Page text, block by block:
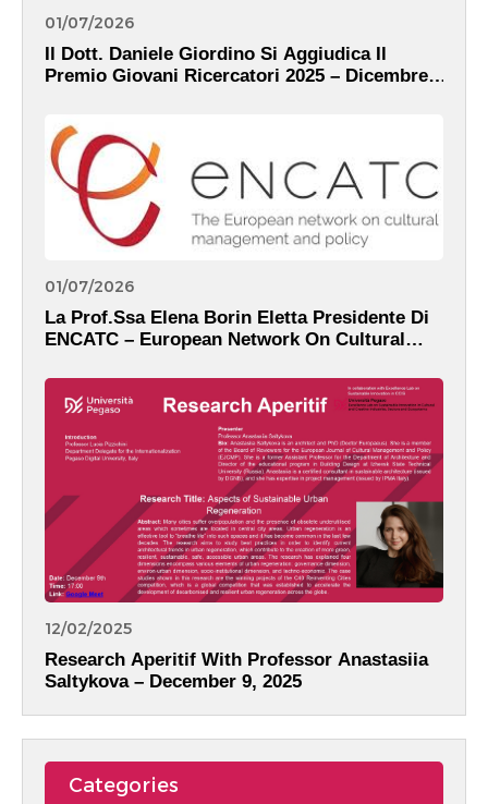
01/07/2026
Il Dott. Daniele Giordino Si Aggiudica Il
Premio Giovani Ricercatori 2025 – Dicembre,
01/07/2026
La Prof.ssa Elena Borin Eletta Presidente Di
ENCATC – European Network On Cultural
12/02/2025
Research Aperitif With Professor Anastasiia
Saltykova – December 9, 2025
Categories